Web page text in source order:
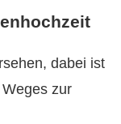
dabei ist
zur